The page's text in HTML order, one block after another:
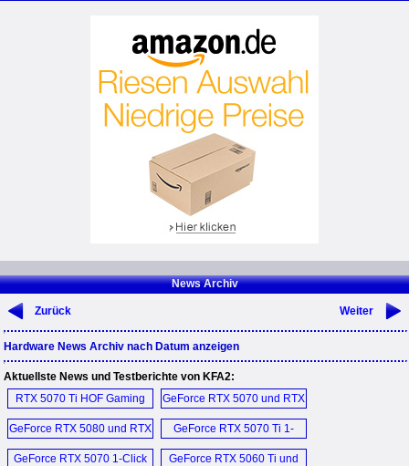
News Archiv
Zurück Weiter
Hardware News Archiv nach Datum anzeigen
Aktuellste News und Testberichte von KFA2:
RTX 5070 Ti HOF Gaming
Black (D)
GeForce RTX 5070 und RTX
5080 (D)
GeForce RTX 5080 und RTX
5070 Ti HOF Gaming (D)
GeForce RTX 5070 Ti 1-
Click OC (D)
GeForce RTX 5070 1-Click
GeForce RTX 5060 Ti und